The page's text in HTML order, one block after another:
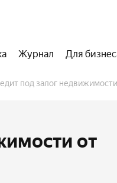
Журнал Для
под залог недвижимости
от